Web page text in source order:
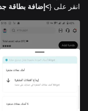
انقر على {>إضافة بطاقة